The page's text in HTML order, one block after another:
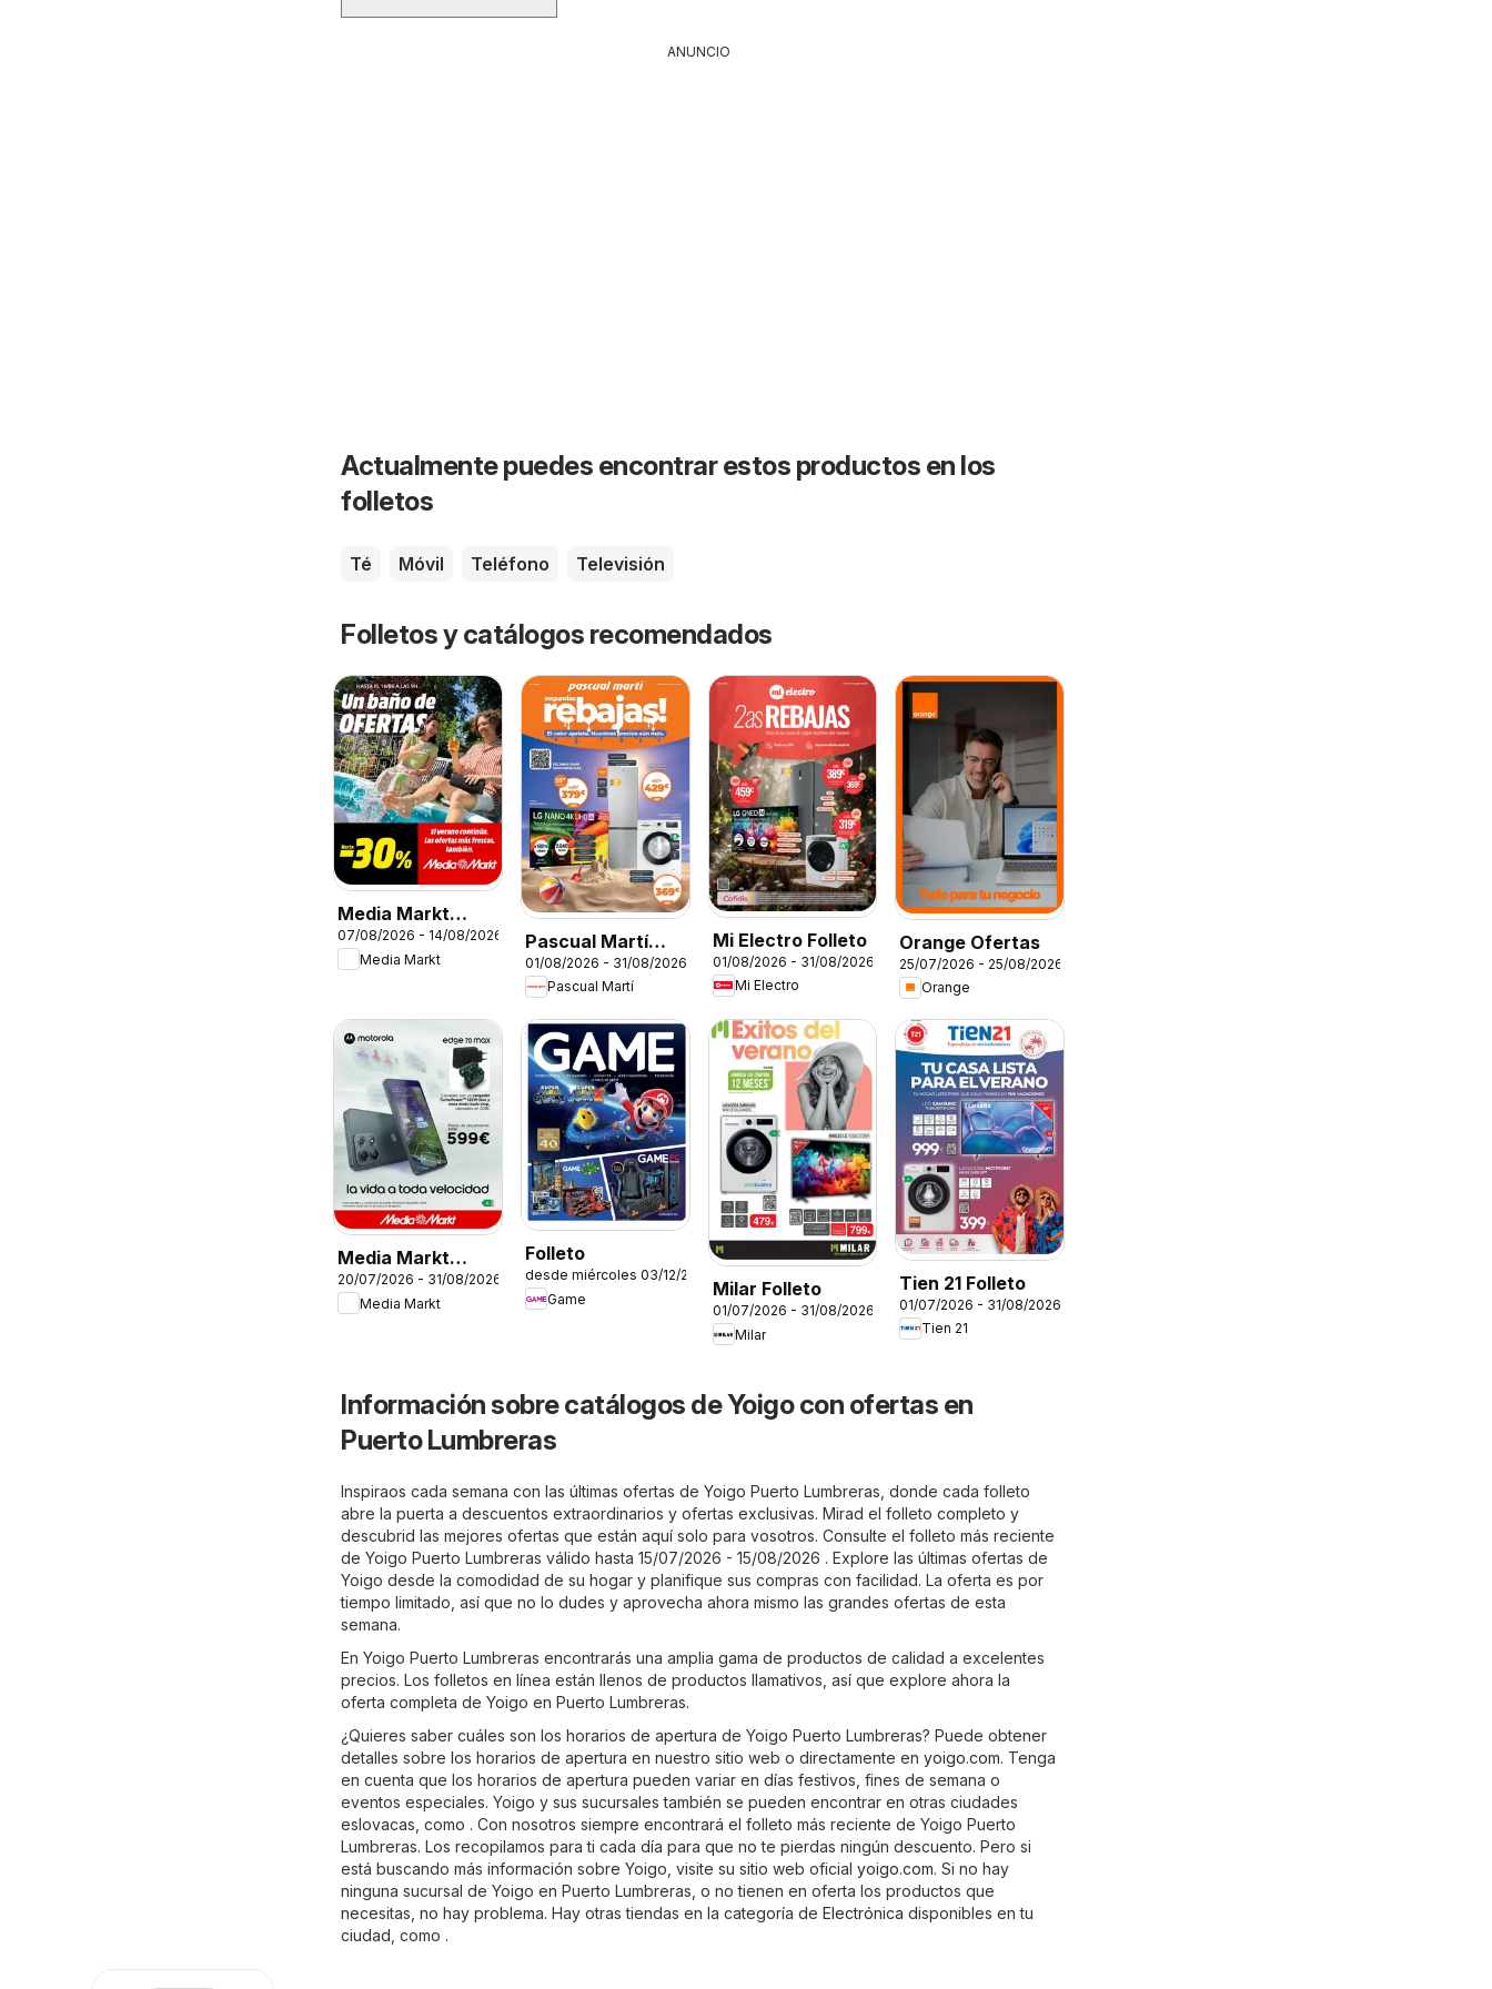
ANUNCIO
Actualmente puedes encontrar estos productos en los
folletos
Té Móvil Teléfono Televisión
Folletos y catálogos recomendados
Media Markt
Folleto
07/08/2026 - 14/08/2026
Media Markt
Pascual Martí
Folleto
01/08/2026 - 31/08/2026
Pascual Martí
Mi Electro Folleto
01/08/2026 - 31/08/2026
Mi Electro
Orange Ofertas
25/07/2026 - 25/08/2026
Orange
Media Markt
Folleto
20/07/2026 - 31/08/2026
Media Markt
Folleto
desde miércoles 03/12/2025
Game
Milar Folleto
01/07/2026 - 31/08/2026
Milar
Tien 21 Folleto
01/07/2026 - 31/08/2026
Tien 21
Información sobre catálogos de Yoigo con ofertas en
Puerto Lumbreras
Inspiraos cada semana con las últimas ofertas de Yoigo Puerto Lumbreras, donde cada folleto
abre la puerta a descuentos extraordinarios y ofertas exclusivas. Mirad el folleto completo y
descubrid las mejores ofertas que están aquí solo para vosotros. Consulte el folleto más reciente
de Yoigo Puerto Lumbreras válido hasta 15/07/2026 - 15/08/2026 . Explore las últimas ofertas de
Yoigo desde la comodidad de su hogar y planifique sus compras con facilidad. La oferta es por
tiempo limitado, así que no lo dudes y aprovecha ahora mismo las grandes ofertas de esta
semana.
En Yoigo Puerto Lumbreras encontrarás una amplia gama de productos de calidad a excelentes
precios. Los folletos en línea están llenos de productos llamativos, así que explore ahora la
oferta completa de Yoigo en Puerto Lumbreras.
¿Quieres saber cuáles son los horarios de apertura de Yoigo Puerto Lumbreras? Puede obtener
detalles sobre los horarios de apertura en nuestro sitio web o directamente en yoigo.com. Tenga
en cuenta que los horarios de apertura pueden variar en días festivos, fines de semana o
eventos especiales. Yoigo y sus sucursales también se pueden encontrar en otras ciudades
eslovacas, como . Con nosotros siempre encontrará el folleto más reciente de Yoigo Puerto
Lumbreras. Los recopilamos para ti cada día para que no te pierdas ningún descuento. Pero si
está buscando más información sobre Yoigo, visite su sitio web oficial yoigo.com. Si no hay
ninguna sucursal de Yoigo en Puerto Lumbreras, o no tienen en oferta los productos que
necesitas, no hay problema. Hay otras tiendas en la categoría de Electrónica disponibles en tu
ciudad, como .